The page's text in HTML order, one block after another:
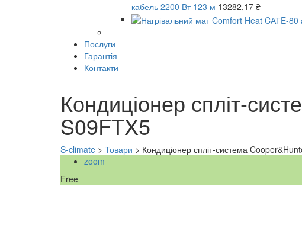
кабель 2200 Вт 123 м 13282,17 ₴
Послуги
Гарантія
Контакти
Кондиціонер спліт-
S09FTX5
S-climate > Товари > Кондиціонер спліт-система
zoom
Free